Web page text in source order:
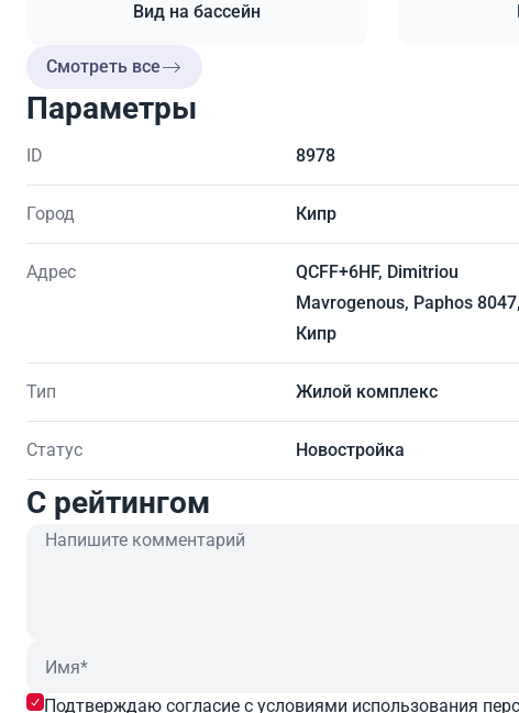
Вид на бассейн
Смотреть все
Параметры
ID 8978
Город Кипр
Адрес
QCFF+6HF, Dimitriou
Mavrogenous, Paphos 8047,
Кипр
Тип Жилой комплекс
Статус Новостройка
C рейтингом
Подтверждаю согласие с условиями использования